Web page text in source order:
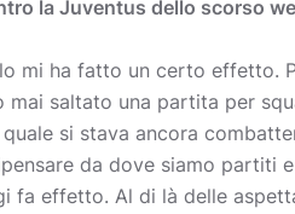
la Juventus dello scorso
mi ha fatto un certo effetto.
saltato una partita per
si stava ancora
da dove siamo partiti
fa effetto. Al di là delle